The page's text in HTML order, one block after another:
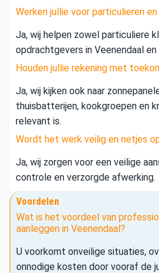
Werken jullie voor particulieren en
Ja, wij helpen zowel particuliere
opdrachtgevers in Veenendaal
Houden jullie rekening met
Ja, wij kijken ook naar
thuisbatterijen, kookgroepen en
relevant is.
Wordt het werk veilig en netjes
Ja, wij zorgen voor een veilige
controle en verzorgde afwerking.
Voordelen
Wat is het voordeel van
aanleggen in Veenendaal?
U voorkomt onveilige situaties,
onnodige kosten door vooraf de